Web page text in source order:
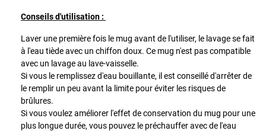
Conseils d'utilisation :
Laver une première fois le mug avant de l'utiliser, le lavage se fait
à l'eau tiède avec un chiffon doux. Ce mug n'est pas compatible
avec un lavage au lave-vaisselle.
Si vous le remplissez d'eau bouillante, il est conseillé d'arrêter de
le remplir un peu avant la limite pour éviter les risques de
brûlures.
Si vous voulez améliorer l'effet de conservation du mug pour une
plus longue durée, vous pouvez le préchauffer avec de l'eau